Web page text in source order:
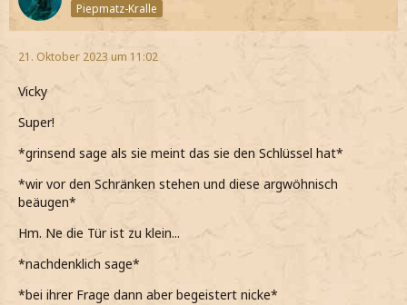
Piepmatz-Kralle
21. Oktober 2023 um 11:02
Vicky
Super!
*grinsend sage als sie meint das sie den Schlüssel hat*
*wir vor den Schränken stehen und diese argwöhnisch
beäugen*
Hm. Ne die Tür ist zu klein...
*nachdenklich sage*
*bei ihrer Frage dann aber begeistert nicke*